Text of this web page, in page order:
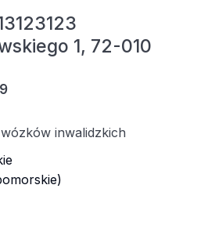
1, 72-010
inwalidzkich